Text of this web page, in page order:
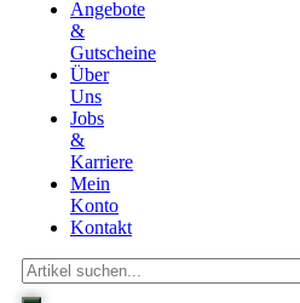
Angebote
&
Gutscheine
Über
Uns
Jobs
&
Karriere
Mein
Konto
Kontakt